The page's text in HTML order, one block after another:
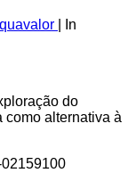
In
do
como alternativa à